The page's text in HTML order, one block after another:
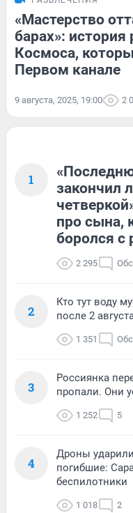
«Мастерство
барах»:
Космоса,
Первом канале
9 августа, 2025, 19:00 2
1
закончил
про сына,
боролся с
2 295
2
Кто тут воду
после 2
1 351
3
Россиянка
пропали. Они
1 252 5
4
Дроны
погибшие:
беспилотники
1 018 2